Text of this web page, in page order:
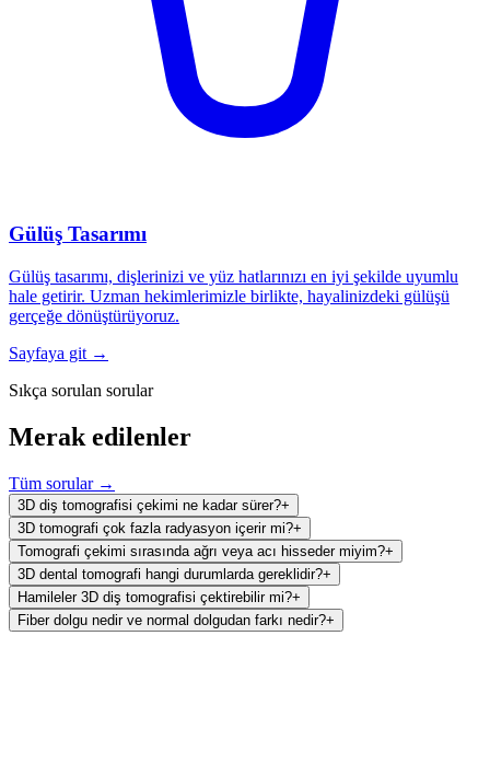
Gülüş Tasarımı
Gülüş tasarımı, dişlerinizi ve yüz hatlarınızı en iyi şekilde uyumlu
hale getirir. Uzman hekimlerimizle birlikte, hayalinizdeki gülüşü
gerçeğe dönüştürüyoruz.
Sayfaya git →
Sıkça sorulan sorular
Merak edilenler
Tüm sorular →
3D diş tomografisi çekimi ne kadar sürer?+
3D tomografi çok fazla radyasyon içerir mi?+
Tomografi çekimi sırasında ağrı veya acı hisseder miyim?+
3D dental tomografi hangi durumlarda gereklidir?+
Hamileler 3D diş tomografisi çektirebilir mi?+
Fiber dolgu nedir ve normal dolgudan farkı nedir?+